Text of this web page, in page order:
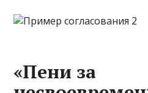
«Пени за